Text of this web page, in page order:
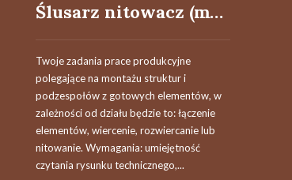
Ślusarz nitowacz (m/k/x)
Twoje zadania prace produkcyjne
polegające na montażu struktur i
podzespołów z gotowych elementów, w
zależności od działu będzie to: łączenie
elementów, wiercenie, rozwiercanie lub
nitowanie. Wymagania: umiejętność
czytania rysunku technicznego,...